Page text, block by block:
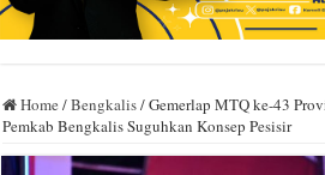
Home /Bengkalis/Gemerlap MTQ ke-43
Pemkab Bengkalis Suguhkan Konsep Pesisir